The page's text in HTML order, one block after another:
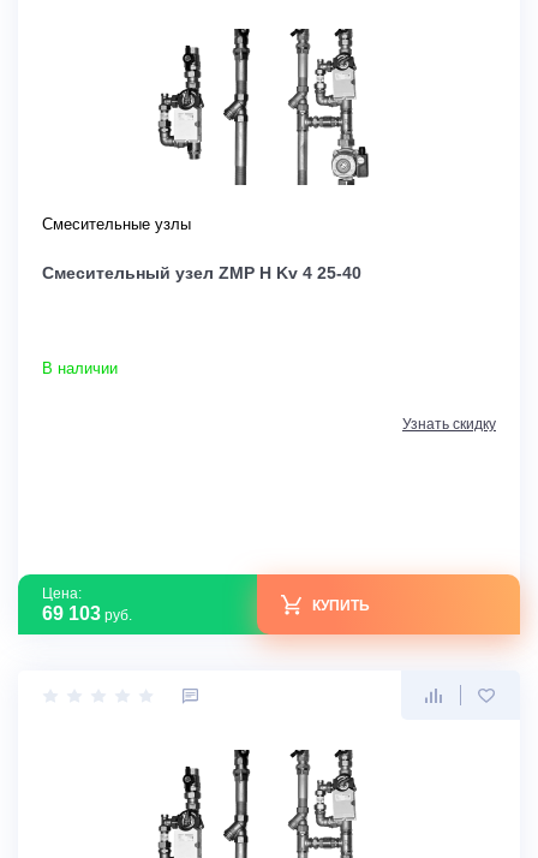
Смесительные узлы
Смесительный узел ZMP H Kv 4 25-40
В наличии
Узнать скидку
Цена:
69 103 руб.
КУПИТЬ